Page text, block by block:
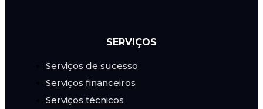
SERVIÇOS
Serviços de sucesso
Serviços financeiros
Serviços técnicos